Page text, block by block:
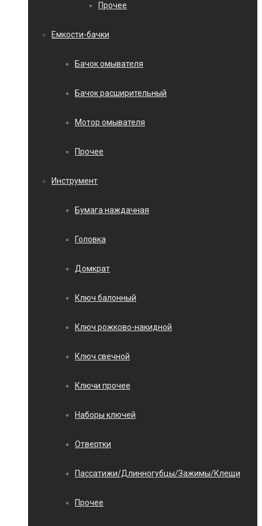
Прочее
Емкости-бачки
Бачок омывателя
Бачок расширительный
Мотор омывателя
Прочее
Инструмент
Бумага наждачная
Головка
Домкрат
Ключ балонный
Ключ рожково-накидной
Ключ свечной
Ключи прочее
Наборы ключей
Отвертки
Пассатижи/Длинногубцы/Зажимы/Клещи
Прочее